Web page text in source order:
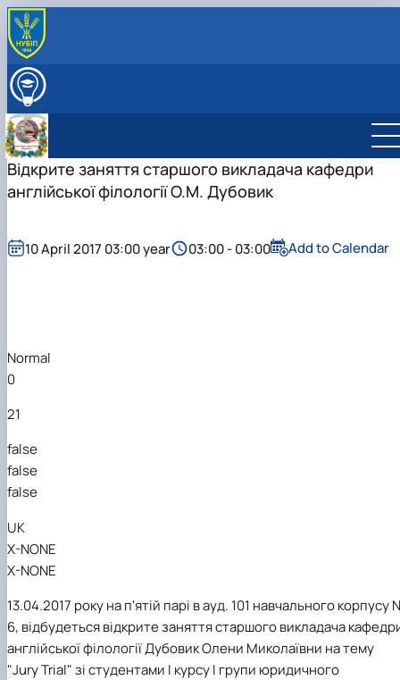
ABOUT
EDUCATION
TEACHING AND RESEARCH
Науково-дослідна робота
Навчально-методична робота
Міжнародна діяльність
Культурно-виховна робота
STAFF
STUDY GROUPS
Студентський науковий гурток “BUSINESS
Студентський науковий гурток "Майстерність
усного та письмового перекладу”
Відкрите заняття старшого викладача кафедри
англійської філології О.М. Дубовик
Normal
0
21
false
false
false
UK
X-NONE
X-NONE
13.04.2017 року на п'ятій парі в ауд. 101 навчальногокорпусу
6, відбудеться відкрите заняттястаршоговикладача
англійської філології Дубовик Олени Миколаївни на тему
"Jury Trial" зі студентами I курсу І групи юридичного
10 April 2017 03:00 year 03:00 - 03:00 Add to Calendar